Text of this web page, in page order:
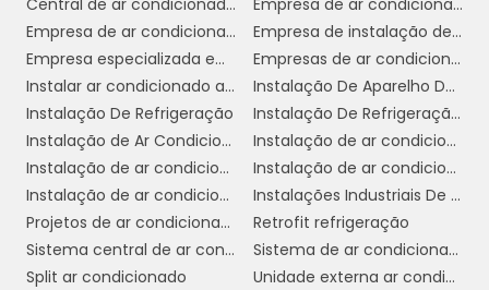
modelos split geralmente oferecemmaior
capacidade de refrigeração, sendo
indicados para espaços maiores. No entanto,
a instalação de um sistema split pode ser
mais complexa e custosa.
Em resumo, a escolha entre o ar condicionado
Wall Mounted e outros modelos deve
considerar fatores como o espaço disponível,
o orçamento, a necessidade de eficiência
energética e a estética do ambiente. Para
Central de ar condicionado industrial
Empresa de ar condicionado central
Empresa de ar condicionado em cosmópolis
Empresa de instalação de ar condicionado em sp
Empresa especializada em ar condicionado em sp
Empresas de ar condicionado sp
Instalar ar condicionado americana
Instalação De Aparelho De Refrigeração
Instalação De Refrigeração
Instalação De Refrigeração Em Sp
Instalação de Ar Condicionado
Instalação de ar condicionado campinas
Instalação de ar condicionado daikin
Instalação de ar condicionado em sp
Instalação de ar condicionado fujitsu
Instalações Industriais De Refrigeração
Projetos de ar condicionado
Retrofit refrigeração
Sistema central de ar condicionado
Sistema de ar condicionado industrial
Split ar condicionado
Unidade externa ar condicionado